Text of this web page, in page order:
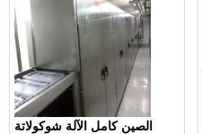
الصين كامل الآلة شوكولاتة